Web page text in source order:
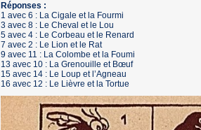
Réponses :
1 avec 6 : La Cigale et la Fourmi
3 avec 8 : Le Cheval et le Lou
5 avec 4 : Le Corbeau et le Renard
7 avec 2 : Le Lion et le Rat
9 avec 11 : La Colombe et la Foumi
13 avec 10 : La Grenouille et Bœuf
15 avec 14 : Le Loup et l’Agneau
16 avec 12 : Le Lièvre et la Tortue